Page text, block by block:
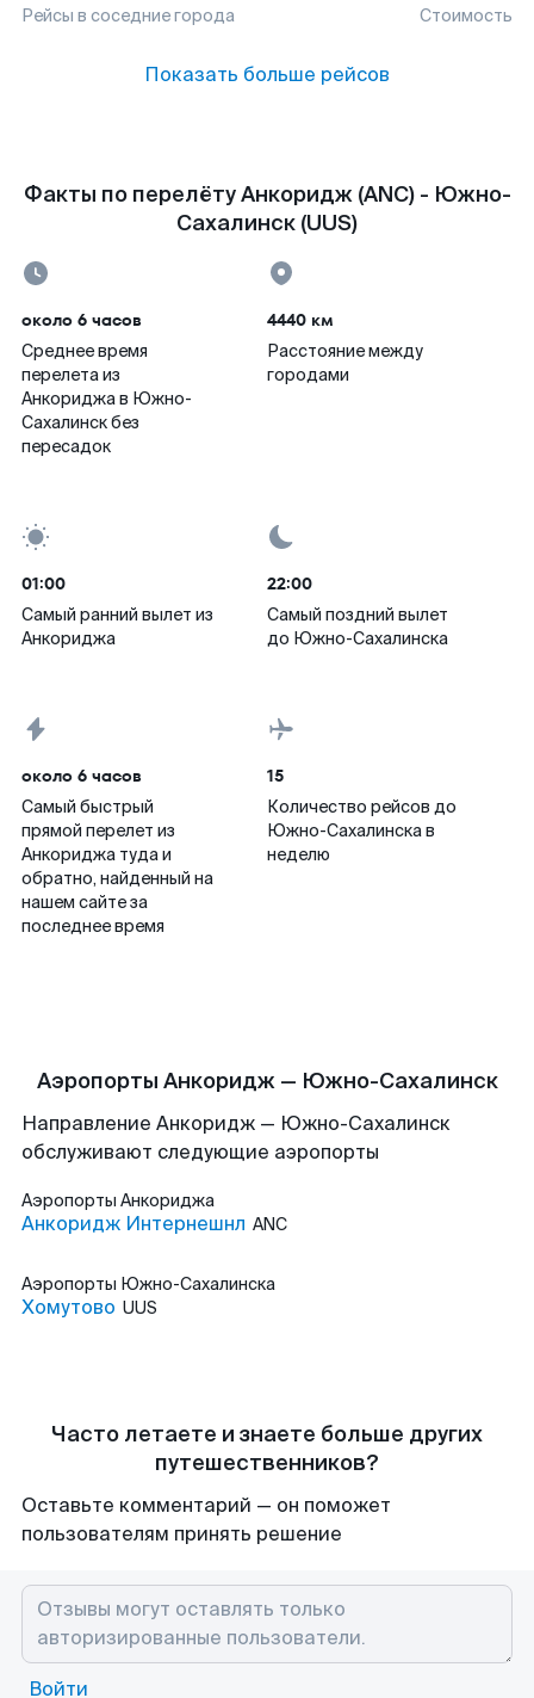
Рейсы в соседние города Стоимость
Показать больше рейсов
Факты по перелёту Анкоридж (ANC) - Южно-
Сахалинск (UUS)
около 6 часов
Среднее время
перелета из
Анкориджа в Южно-
Сахалинск без
пересадок
4440 км
Расстояние между
городами
01:00
Самый ранний вылет из
Анкориджа
22:00
Самый поздний вылет
до Южно-Сахалинска
около 6 часов
Самый быстрый
прямой перелет из
Анкориджа туда и
обратно, найденный на
нашем сайте за
последнее время
15
Количество рейсов до
Южно-Сахалинска в
неделю
Аэропорты Анкоридж — Южно-Сахалинск
Направление Анкоридж — Южно-Сахалинск
обслуживают следующие аэропорты
Аэропорты Анкориджа
Анкоридж Интернешнл ANC
Аэропорты Южно-Сахалинска
Хомутово UUS
Часто летаете и знаете больше других
путешественников?
Оставьте комментарий — он поможет
пользователям принять решение
Войти